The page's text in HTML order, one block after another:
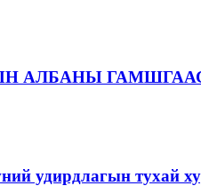
АЛБАНЫ
удирдлагын тухай